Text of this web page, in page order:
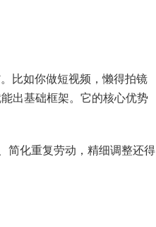
比如你做短视频，懒得拍镜
出基础框架。它的核心优势
简化重复劳动，精细调整还得